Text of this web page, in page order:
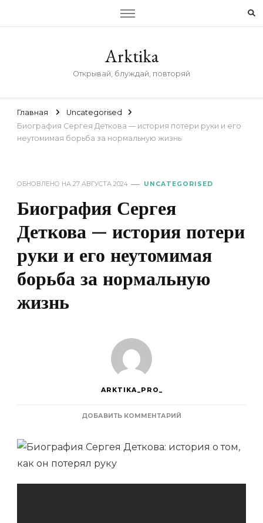
Arktika
Открывай, блуждай, повторяй
Главная
Uncategorised
Биография Сергея Деткова — история потери руки и его
неутомимая борьба за нормальную жизнь
ОБНОВЛЕНО НА 27 АВГУСТА 2024 UNCATEGORISED
Биография Сергея
Деткова — история потери
руки и его неутомимая
борьба за нормальную
жизнь
ARKTIKA_PRO_
ДОБАВИТЬ КОММЕНТАРИЙ
СЕРГЕЯ